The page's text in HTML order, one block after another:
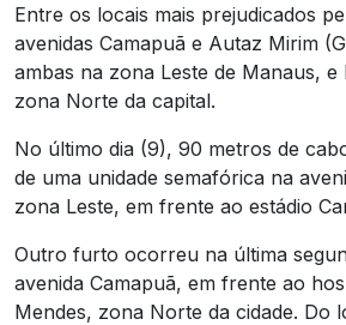
Entre os locais mais prejudicados
avenidas Camapuã e Autaz Mirim
ambas na zona Leste de Manaus, e
zona Norte da capital.
No último dia (9), 90 metros de
de uma unidade semafórica na
zona Leste, em frente ao estádio
Outro furto ocorreu na última
avenida Camapuã, em frente ao
Mendes, zona Norte da cidade. Do